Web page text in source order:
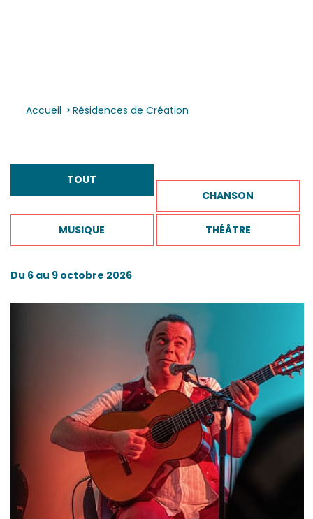
Accueil >Résidences de Création
TOUT
CHANSON
MUSIQUE THÉÂTRE
Du 6 au 9 octobre 2026